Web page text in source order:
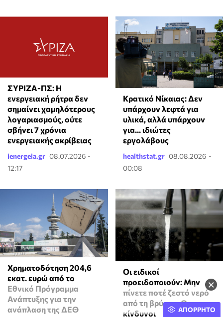
×
ΣΥΡΙΖΑ-ΠΣ: Η
ενεργειακή ρήτρα δεν
σημαίνει χαμηλότερους
λογαριασμούς, ούτε
σβήνει 7 χρόνια
ενεργειακής ακρίβειας
ienergeia.gr 08.07.2026 -
12:17
Κρατικό Νίκαιας: Δεν
υπάρχουν λεφτά για
υλικά, αλλά υπάρχουν
για... ιδιώτες
εργολάβους
healthstat.gr 08.08.2026 -
00:08
Χρηματοδότηση 204,6
εκατ. ευρώ από το
Εθνικό Πρόγραμμα
Ανάπτυξης για την
ανάπλαση της ΔΕΘ
Οι ειδικοί
προειδοποιούν: Μην
πίνετε ποτέ ζεστό νερό
από τη βρύση – Οι
κίνδυνοι
ΑΠΟΡΡΗΤΟ